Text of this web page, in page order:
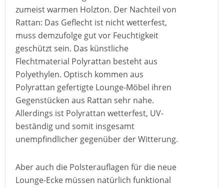
zumeist warmen Holzton. Der Nachteil von
Rattan: Das Geflecht ist nicht wetterfest,
muss demzufolge gut vor Feuchtigkeit
geschützt sein. Das künstliche
Flechtmaterial Polyrattan besteht aus
Polyethylen. Optisch kommen aus
Polyrattan gefertigte Lounge-Möbel ihren
Gegenstücken aus Rattan sehr nahe.
Allerdings ist Polyrattan wetterfest, UV-
beständig und somit insgesamt
unempfindlicher gegenüber der Witterung.
Aber auch die Polsterauflagen für die neue
Lounge-Ecke müssen natürlich funktional